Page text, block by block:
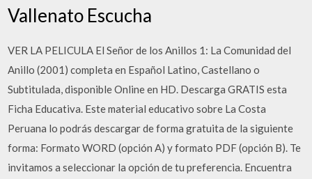
Vallenato Escucha
VER LA PELICULA El Señor de los Anillos 1: La Comunidad del
Anillo (2001) completa en Español Latino, Castellano o
Subtitulada, disponible Online en HD. Descarga GRATIS esta
Ficha Educativa. Este material educativo sobre La Costa
Peruana lo podrás descargar de forma gratuita de la siguiente
forma: Formato WORD (opción A) y formato PDF (opción B). Te
invitamos a seleccionar la opción de tu preferencia. Encuentra